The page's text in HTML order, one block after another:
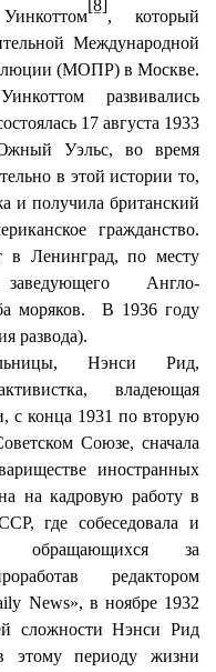
[8]
, который
Международной
(МОПР) в Москве.
развивались
17 августа 1933
Уэльс, во время
в этой истории то,
и получила британский
гражданство.
в Ленинград, по месту
Англо-
моряков.
В 1936 году
развода).
Нэнси Рид,
владеющая
с конца 1931 по вторую
Союзе, сначала
иностранных
на кадровую работу в
где собеседовала и
обращающихся за
редактором
News», в ноябре 1932
сложности Нэнси Рид
этому периоду жизни